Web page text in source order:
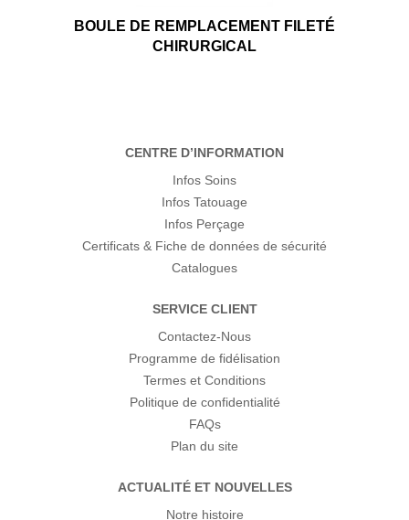
BOULE DE REMPLACEMENT FILETÉ
CHIRURGICAL
CENTRE D’INFORMATION
Infos Soins
Infos Tatouage
Infos Perçage
Certificats & Fiche de données de sécurité
Catalogues
SERVICE CLIENT
Contactez-Nous
Programme de fidélisation
Termes et Conditions
Politique de confidentialité
FAQs
Plan du site
ACTUALITÉ ET NOUVELLES
Notre histoire